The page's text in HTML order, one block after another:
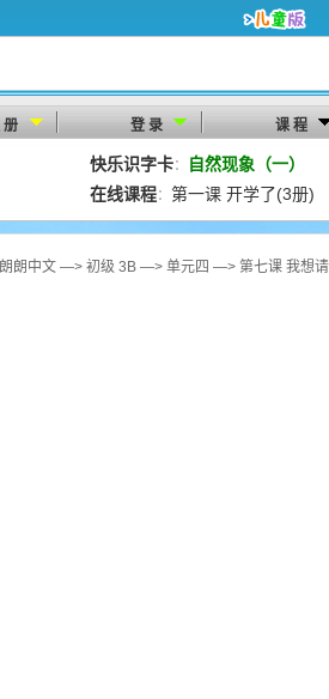
册 登 录 课 程
快乐识字卡： 自然现象（一）
在线课程： 第一课 开学了(3册)
朗中文 —> 初级 3B —> 单元四 —> 第七课 我想